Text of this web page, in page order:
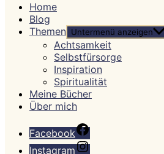
Home
Blog
Themen Untermenü anzeigen
Achtsamkeit
Selbstfürsorge
Inspiration
Spiritualität
Meine Bücher
Über mich
Facebook
Instagram